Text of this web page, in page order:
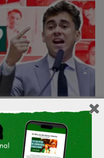
Trump: quem financiou
os doadores de campanha
notícias falsas que